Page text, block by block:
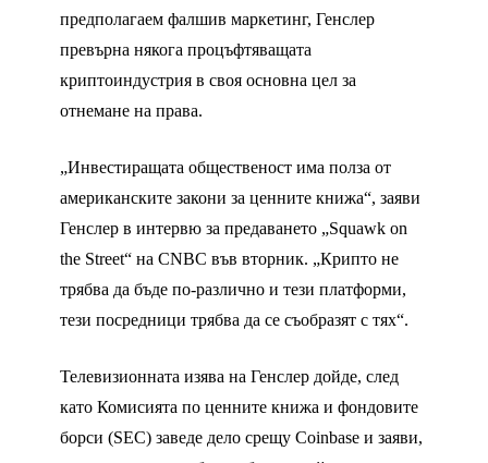
предполагаем фалшив маркетинг, Генслер
превърна някога процъфтяващата
криптоиндустрия в своя основна цел за
отнемане на права.
„Инвестиращата общественост има полза от
американските закони за ценните книжа“, заяви
Генслер в интервю за предаването „Squawk on
the Street“ на CNBC във вторник. „Крипто не
трябва да бъде по-различно и тези платформи,
тези посредници трябва да се съобразят с тях“.
Телевизионната изява на Генслер дойде, след
като Комисията по ценните книжа и фондовите
борси (SEC) заведе дело срещу Coinbase и заяви,